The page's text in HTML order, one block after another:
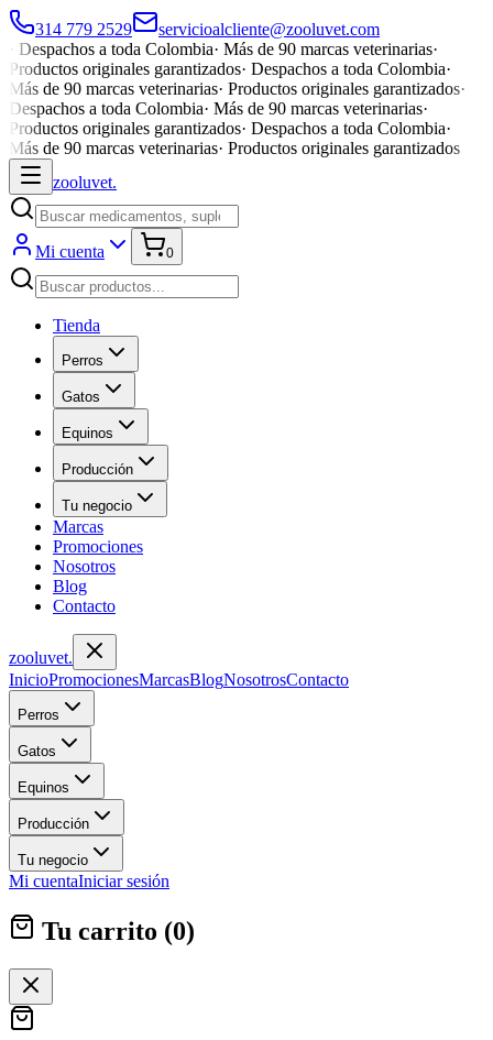
314 779 2529
servicioalcliente@zooluvet.com
Despachos a toda Colombia· Más de 90 marcas veterinarias·
Productos originales garantizados· Despachos a toda Colombia·
Más de 90 marcas veterinarias· Productos originales garantizados·
Despachos a toda Colombia· Más de 90 marcas veterinarias·
Productos originales garantizados· Despachos a toda Colombia·
Más de 90 marcas veterinarias· Productos originales garantizados
zooluvet.
Mi cuenta 0
Tienda
Perros
Gatos
Equinos
Producción
Tu negocio
Marcas
Promociones
Nosotros
Blog
Contacto
zooluvet.
InicioPromocionesMarcasBlogNosotrosContacto
Perros
Gatos
Equinos
Producción
Tu negocio
Mi cuentaIniciar sesión
Tu carrito (0)